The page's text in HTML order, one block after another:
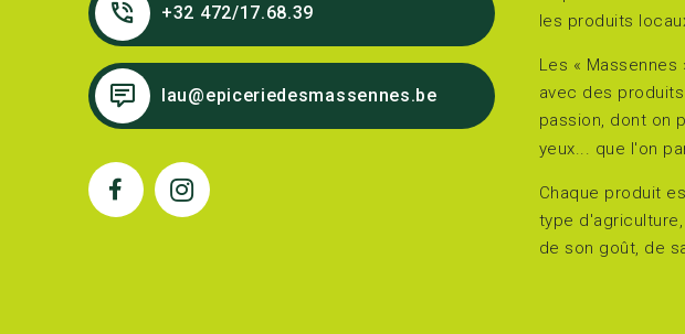
+32 472/17.68.39
lau@epiceriedesmassennes.be
les produits
Les «
avec des
passion, dont on
yeux... que l'on
Chaque produit
type
de son goût, de